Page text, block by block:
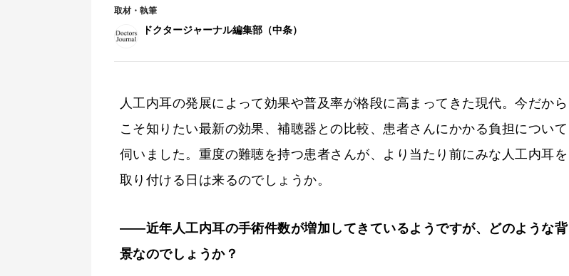
取材・執筆
ドクタージャーナル編集部（中条）
人工内耳の発展によって効果や普及率が格段に高まってきた現代。今だから
こそ知りたい最新の効果、補聴器との比較、患者さんにかかる負担について
伺いました。重度の難聴を持つ患者さんが、より当たり前にみな人工内耳を
取り付ける日は来るのでしょうか。
――近年人工内耳の手術件数が増加してきているようですが、どのような背
景なのでしょうか？